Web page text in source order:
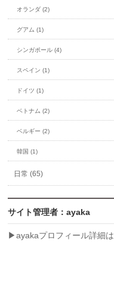
オランダ (2)
グアム (1)
シンガポール (4)
スペイン (1)
ドイツ (1)
ベトナム (2)
ベルギー (2)
韓国 (1)
日常 (65)
サイト管理者：ayaka
▶︎ayakaプロフィール詳細は